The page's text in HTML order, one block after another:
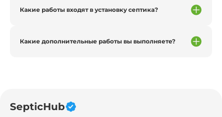
Какие работы входят в установку септика?
Какие дополнительные работы вы выполняете?
SepticHub